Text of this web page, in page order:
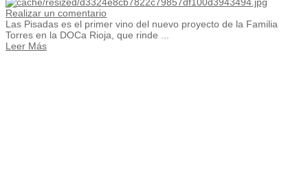
Realizar un comentario
Las Pisadas es el primer vino del nuevo proyecto de la Familia
Torres en la DOCa Rioja, que rinde ...
Leer Más